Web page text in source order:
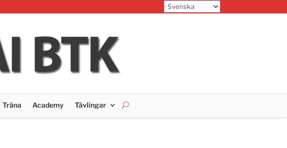
Träna Academy Tävlingar